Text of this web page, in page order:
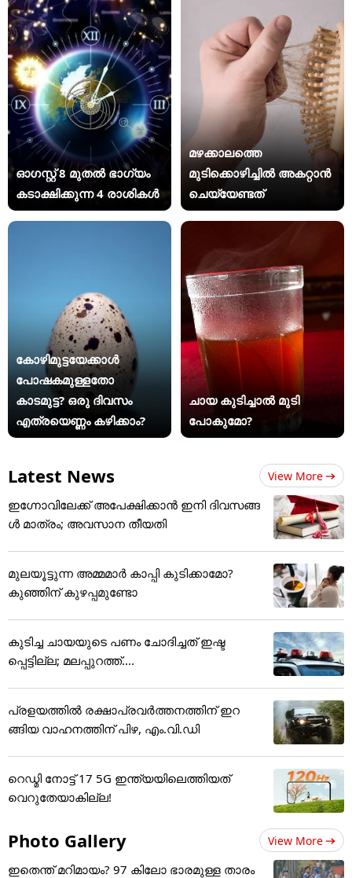
ഓഗസ്റ്റ് 8 മുതൽ ഭാഗ്യം
കടാക്ഷിക്കുന്ന 4 രാശികൾ
മഴക്കാലത്തെ
മുടിക്കൊഴിച്ചിൽ അകറ്റാൻ
ചെയ്യേണ്ടത്
കോഴിമുട്ടയേക്കാൾ
പോഷകമുള്ളതോ
കാടമുട്ട? ഒരു ദിവസം
എത്രയെണ്ണം കഴിക്കാം?
ചായ കുടിച്ചാൽ മുടി
പോകുമോ?
Latest News View More
ഇഗ്നോവിലേക്ക് അപേക്ഷിക്കാൻ ഇനി ദിവസങ്ങ
ൾ മാത്രം; അവസാന തീയതി
മുലയൂട്ടുന്ന അമ്മമാർ കാപ്പി കുടിക്കാമോ?
കുഞ്ഞിന് കുഴപ്പമുണ്ടോ
കുടിച്ച ചായയുടെ പണം ചോദിച്ചത് ഇഷ്ട
പ്പെട്ടില്ല; മലപ്പുറത്ത്....
പ്രളയത്തിൽ രക്ഷാപ്രവർത്തനത്തിന് ഇറ
ങ്ങിയ വാഹനത്തിന് പിഴ, എം.വി.ഡി
റെഡ്മി നോട്ട് 17 5G ഇന്ത്യയിലെത്തിയത്
വെറുതേയാകില്ല!
Photo Gallery View More
ഇതെന്ത് മറിമായം? 97 കിലോ ഭാരമുള്ള താരം